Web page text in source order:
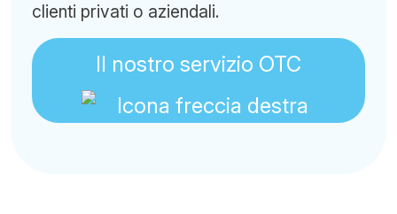
clienti privati o aziendali.
Il nostro servizio OTC